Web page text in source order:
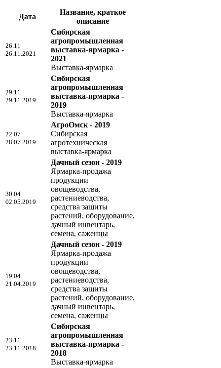
Дата
Название, краткое
описание
26.11
26.11.2021
Сибирская
агропромышленная
выставка-ярмарка -
2021
Выставка-ярмарка
29.11
29.11.2019
Сибирская
агропромышленная
выставка-ярмарка -
2019
Выставка-ярмарка
22.07
28.07.2019
АгроОмск - 2019
Сибирская
агротехническая
выставка-ярмарка
30.04
02.05.2019
Дачный сезон - 2019
Ярмарка-продажа
продукции
овощеводства,
растениеводства,
средства защиты
растений, оборудование,
дачный инвентарь,
семена, саженцы
19.04
21.04.2019
Дачный сезон - 2019
Ярмарка-продажа
продукции
овощеводства,
растениеводства,
средства защиты
растений, оборудование,
дачный инвентарь,
семена, саженцы
23.11
23.11.2018
Сибирская
агропромышленная
выставка-ярмарка -
2018
Выставка-ярмарка